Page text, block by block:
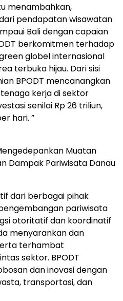
menambahkan,
pendapatan wisawatan
Bali dengan capaian
berkomitmen terhadap
globel internasional
terbuka hijau. Dari sisi
BPODT mencanangkan
kerja di sektor
senilai Rp 26 triliun,
hari. ”
Muatan
Dampak Pariwisata Danau
dari berbagai pihak
pariwisata
otoritatif dan koordinatif
menyarankan dan
terhambat
sektor. BPODT
dan inovasi dengan
transportasi, dan